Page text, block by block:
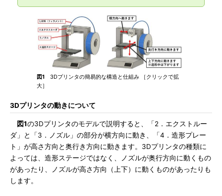
図1 3Dプリンタの簡易的な構造と仕組み ［クリックで拡
大］
3Dプリンタの動きについて
図1の3Dプリンタのモデルで説明すると、「2．エクストルー
ダ」と「3．ノズル」の部分が横方向に動き、「4．造形プレー
ト」が高さ方向と奥行き方向に動きます。3Dプリンタの種類に
よっては、造形ステージではなく、ノズルが奥行方向に動くもの
があったり、ノズルが高さ方向（上下）に動くものがあったりも
します。